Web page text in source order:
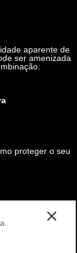
aparente de
ser amenizada
proteger o seu